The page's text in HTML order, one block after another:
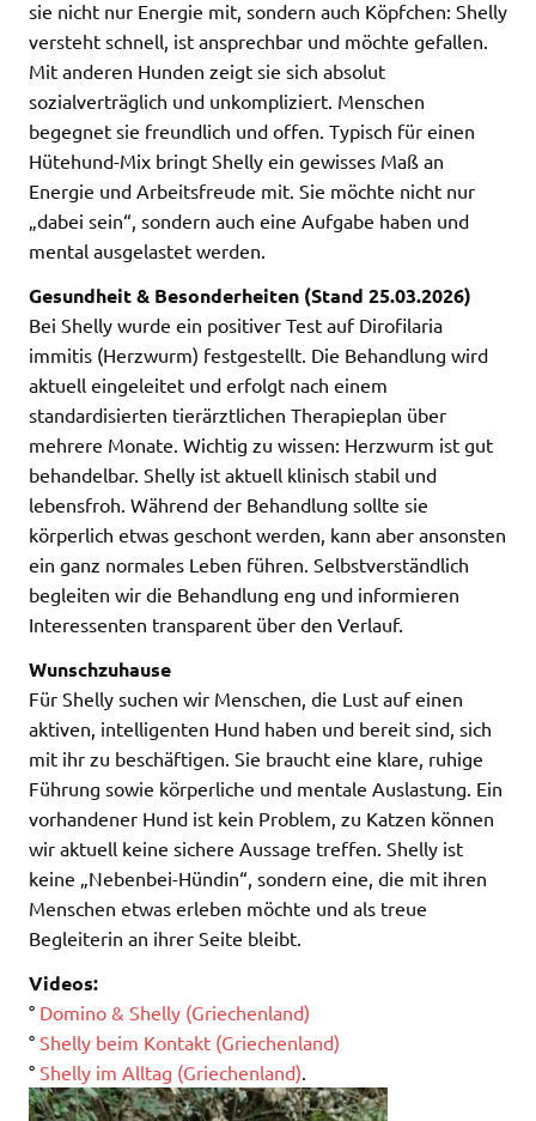
sie nicht nur Energie mit, sondern auch Köpfchen: Shelly
versteht schnell, ist ansprechbar und möchte gefallen.
Mit anderen Hunden zeigt sie sich absolut
sozialverträglich und unkompliziert. Menschen
begegnet sie freundlich und offen. Typisch für einen
Hütehund-Mix bringt Shelly ein gewisses Maß an
Energie und Arbeitsfreude mit. Sie möchte nicht nur
„dabei sein“, sondern auch eine Aufgabe haben und
mental ausgelastet werden.
Gesundheit & Besonderheiten (Stand 25.03.2026)
Bei Shelly wurde ein positiver Test auf Dirofilaria
immitis (Herzwurm) festgestellt. Die Behandlung wird
aktuell eingeleitet und erfolgt nach einem
standardisierten tierärztlichen Therapieplan über
mehrere Monate. Wichtig zu wissen: Herzwurm ist gut
behandelbar. Shelly ist aktuell klinisch stabil und
lebensfroh. Während der Behandlung sollte sie
körperlich etwas geschont werden, kann aber ansonsten
ein ganz normales Leben führen. Selbstverständlich
begleiten wir die Behandlung eng und informieren
Interessenten transparent über den Verlauf.
Wunschzuhause
Für Shelly suchen wir Menschen, die Lust auf einen
aktiven, intelligenten Hund haben und bereit sind, sich
mit ihr zu beschäftigen. Sie braucht eine klare, ruhige
Führung sowie körperliche und mentale Auslastung. Ein
vorhandener Hund ist kein Problem, zu Katzen können
wir aktuell keine sichere Aussage treffen. Shelly ist
keine „Nebenbei-Hündin“, sondern eine, die mit ihren
Menschen etwas erleben möchte und als treue
Begleiterin an ihrer Seite bleibt.
Videos:
° Domino & Shelly (Griechenland)
° Shelly beim Kontakt (Griechenland)
° Shelly im Alltag (Griechenland)